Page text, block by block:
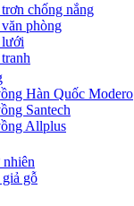
chống nắng
phòng
lưới
Hàn Quốc Modero
Santech
Allplus
gỗ